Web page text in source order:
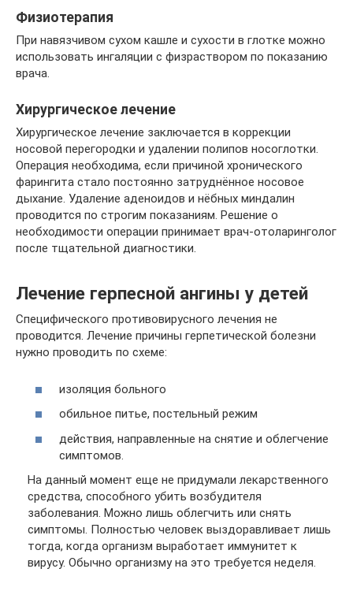
Физиотерапия
При навязчивом сухом кашле и сухости в глотке можно
использовать ингаляции с физраствором по показанию
врача.
Хирургическое лечение
Хирургическое лечение заключается в коррекции
носовой перегородки и удалении полипов носоглотки.
Операция необходима, если причиной хронического
фарингита стало постоянно затруднённое носовое
дыхание. Удаление аденоидов и нёбных миндалин
проводится по строгим показаниям. Решение о
необходимости операции принимает врач-отоларинголог
после тщательной диагностики.
Лечение герпесной ангины у детей
Специфического противовирусного лечения не
проводится. Лечение причины герпетической болезни
нужно проводить по схеме:
изоляция больного
обильное питье, постельный режим
действия, направленные на снятие и облегчение
симптомов.
На данный момент еще не придумали лекарственного
средства, способного убить возбудителя
заболевания. Можно лишь облегчить или снять
симптомы. Полностью человек выздоравливает лишь
тогда, когда организм выработает иммунитет к
вирусу. Обычно организму на это требуется неделя.